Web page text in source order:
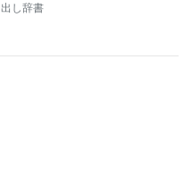
出し辞書